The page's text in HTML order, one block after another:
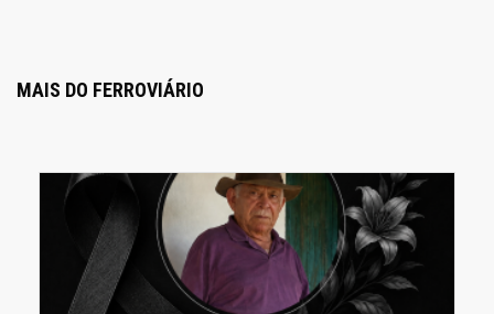
MAIS DO FERROVIÁRIO